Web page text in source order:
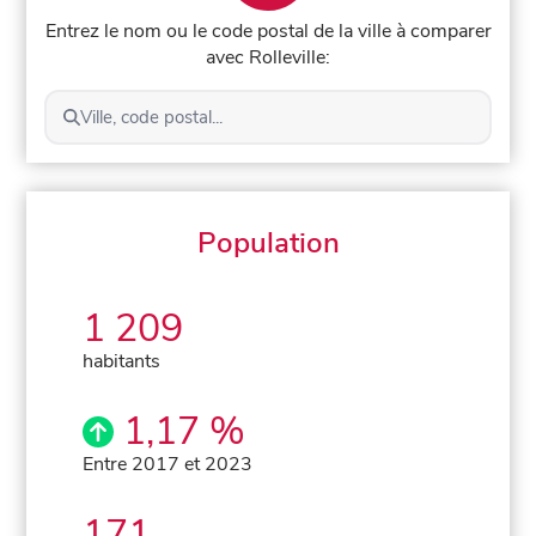
Entrez le nom ou le code postal de la ville à comparer
avec Rolleville:
Ville, code postal...
Population
1 209
habitants
1,17 %
Entre 2017 et 2023